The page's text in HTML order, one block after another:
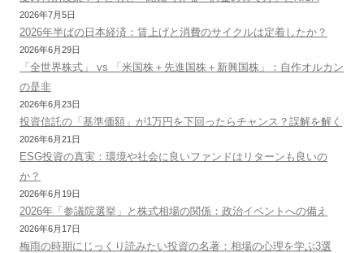
2026年7月5日
2026年半ばの日本経済：賃上げと消費のサイクルは定着したか？
2026年6月29日
「全世界株式」 vs 「米国株＋先進国株＋新興国株」：自作オルカン
の是非
2026年6月23日
投資信託の「基準価額」が1万円を下回ったらチャンス？誤解を解く
2026年6月21日
ESG投資の真実：環境や社会に良いファンドはリターンも良いの
か？
2026年6月19日
2026年「参議院選挙」と株式相場の関係：政治イベントへの備え
2026年6月17日
梅雨の時期にじっくり読みたい投資の名著：相場の心理を学ぶ3選